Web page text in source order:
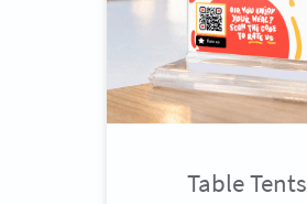
Table Tents